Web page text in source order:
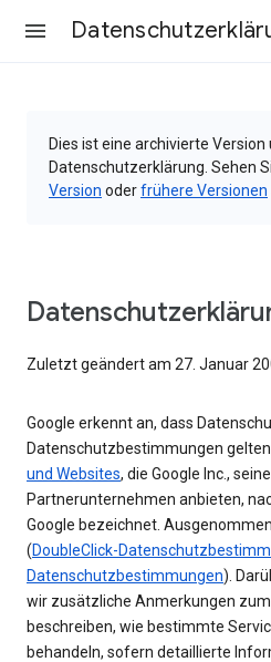
Dies ist eine archivierte Version
Datenschutzerklärung. Sehen
Version oderfrühere Versionen
Zuletzt geändert am 27. Januar
Google erkennt an, dass
Datenschutzbestimmungen
und Websites, die Google Inc.,
Partnerunternehmen anbieten,
Google bezeichnet.
(DoubleClick-
Datenschutzbestimmungen).
wir zusätzliche Anmerkungen
beschreiben, wie bestimmte
behandeln, sofern detaillierte